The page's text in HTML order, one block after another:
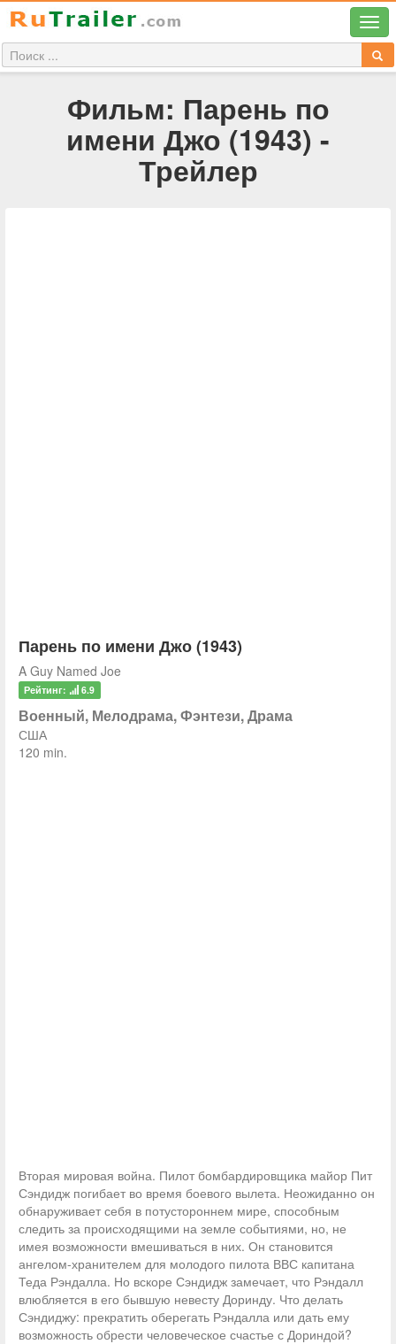
Фильм: Парень по
имени Джо (1943) -
Трейлер
Парень по имени Джо (1943)
A Guy Named Joe
Рейтинг: 6.9
Военный, Мелодрама, Фэнтези, Драма
США
120 min.
Вторая мировая война. Пилот бомбардировщика майор Пит
Сэндидж погибает во время боевого вылета. Неожиданно он
обнаруживает себя в потустороннем мире, способным
следить за происходящими на земле событиями, но, не
имея возможности вмешиваться в них. Он становится
ангелом-хранителем для молодого пилота ВВС капитана
Теда Рэндалла. Но вскоре Сэндидж замечает, что Рэндалл
влюбляется в его бывшую невесту Доринду. Что делать
Сэндиджу: прекратить оберегать Рэндалла или дать ему
возможность обрести человеческое счастье с Дориндой?